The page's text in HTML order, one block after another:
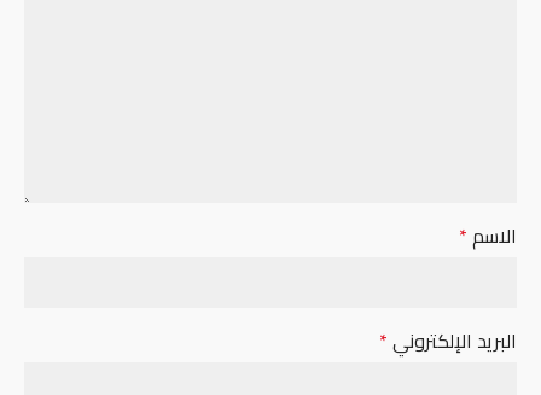
الاسم*
البريد الإلكتروني*